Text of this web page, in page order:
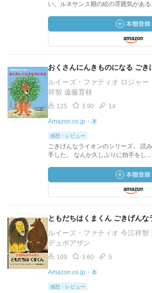
い。ルネサンス期の絵の雰囲気がある
おくさんにんきものになる ごき
ルイーズ・ファティオ ロジャー
祥智 遠藤育枝
125 3.90 14
Amazon.co.jp・本
感想・レビュー
ごきげんなライオンのシリーズ。 読
手した。 なんか久しぶりに拍手をし...
ともだちはくまくん ごきげんな
ルイーズ・ファティオ 今江祥智
デュボアザン
109 3.60 5
Amazon.co.jp・本
感想・レビュー